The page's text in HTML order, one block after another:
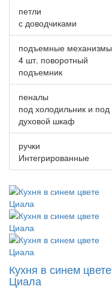
петли
с доводчиками
подъемные механизмы
4 шт. поворотный
подъемник
пеналы
под холодильник и под
духовой шкаф
ручки
Интегрированные
Кухня в синем цвете
Циала